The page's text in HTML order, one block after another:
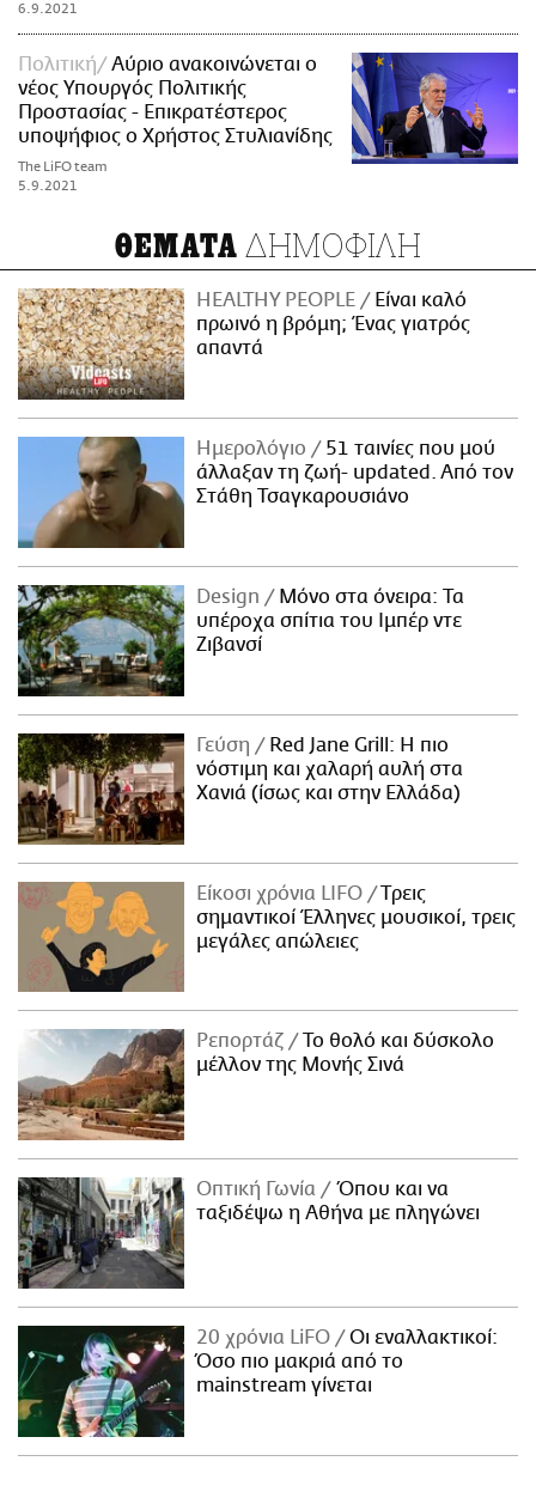
6.9.2021
Πολιτική
Αύριο ανακοινώνεται ο
νέος Υπουργός Πολιτικής
Προστασίας - Επικρατέστερος
υποψήφιος ο Χρήστος Στυλιανίδης
The LiFO team
5.9.2021
ΘΕΜΑΤΑ ΔΗΜΟΦΙΛΗ
HEALTHY PEOPLE
Είναι καλό
πρωινό η βρόμη; Ένας γιατρός
απαντά
Ημερολόγιο
51 ταινίες που μού
άλλαξαν τη ζωή- updated. Aπό τον
Στάθη Τσαγκαρουσιάνο
Design
Μόνο στα όνειρα: Τα
υπέροχα σπίτια του Ιμπέρ ντε
Ζιβανσί
Γεύση
Red Jane Grill: Η πιο
νόστιμη και χαλαρή αυλή στα
Χανιά (ίσως και στην Ελλάδα)
Είκοσι χρόνια LIFO
Tρεις
σημαντικοί Έλληνες μουσικοί, τρεις
μεγάλες απώλειες
Ρεπορτάζ
Το θολό και δύσκολο
μέλλον της Μονής Σινά
Οπτική Γωνία
Όπου και να
ταξιδέψω η Αθήνα με πληγώνει
20 χρόνια LiFO
Οι εναλλακτικοί:
Όσο πιο μακριά από το
mainstream γίνεται